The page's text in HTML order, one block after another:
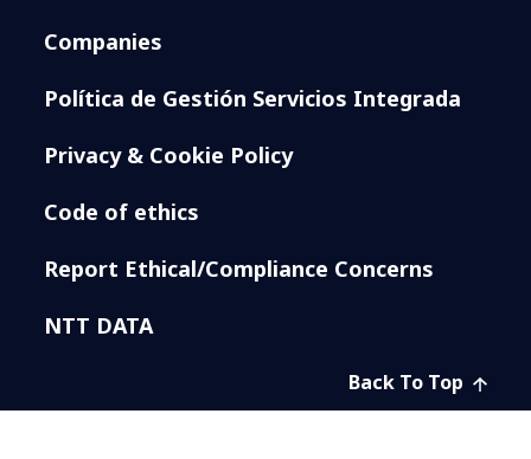
Companies
Política de Gestión Servicios Integrada
Privacy & Cookie Policy
Code of ethics
Report Ethical/Compliance Concerns
NTT DATA
Back To Top